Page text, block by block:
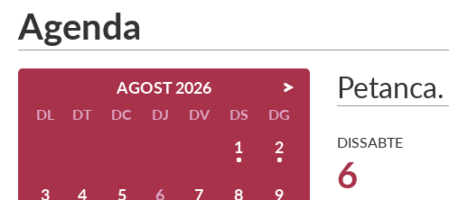
Agenda
AGOST 2026
DL DT DC DJ DV DS DG
1 2
3 4 5 6 7 8 9
DISSABTE
6